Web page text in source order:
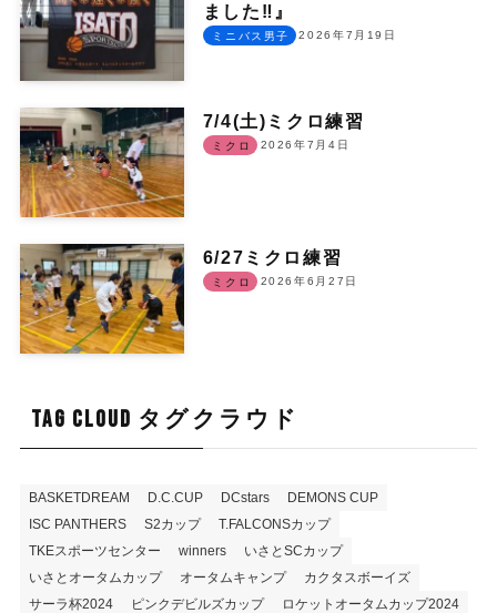
ました‼︎』
2026年7月19日
ミニバス男子
7/4(土)ミクロ練習
2026年7月4日
ミクロ
6/27ミクロ練習
2026年6月27日
ミクロ
TAG CLOUD タグクラウド
BASKETDREAM D.C.CUP DCstars
DEMONS CUP
ISC PANTHERS
S2カップ
T.FALCONSカップ
TKEスポーツセンター
winners
いさとSCカップ
いさとオータムカップ
オータムキャンプ
カクタスボーイズ
サーラ杯2024
ピンクデビルズカップ
ロケットオータムカップ2024